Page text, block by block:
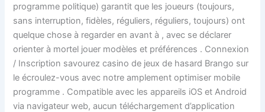
programme politique) garantit que les joueurs (toujours,
sans interruption, fidèles, réguliers, réguliers, toujours) ont
quelque chose à regarder en avant à , avec se déclarer
orienter à mortel jouer modèles et préférences . Connexion
/ Inscription savourez casino de jeux de hasard Brango sur
le écroulez-vous avec notre amplement optimiser mobile
programme . Compatible avec les appareils iOS et Android
via navigateur web, aucun téléchargement d’application